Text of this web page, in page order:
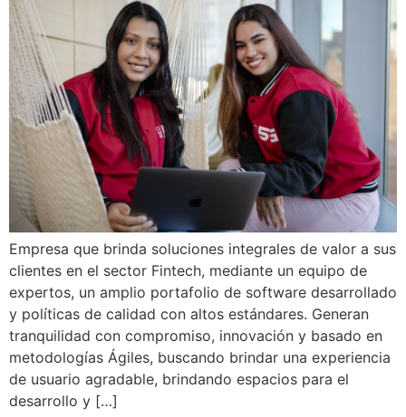
Empresa que brinda soluciones integrales de valor a sus
clientes en el sector Fintech, mediante un equipo de
expertos, un amplio portafolio de software desarrollado
y políticas de calidad con altos estándares. Generan
tranquilidad con compromiso, innovación y basado en
metodologías Ágiles, buscando brindar una experiencia
de usuario agradable, brindando espacios para el
desarrollo y […]